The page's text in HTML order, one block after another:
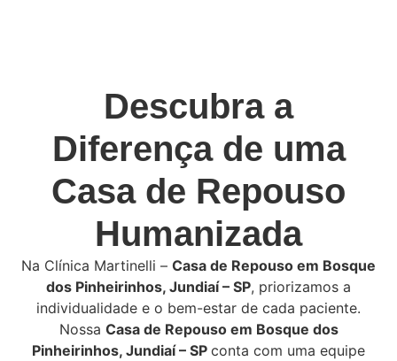
Descubra a
Diferença de uma
Casa de Repouso
Humanizada
Na Clínica Martinelli – Casa de Repouso em Bosque
dos Pinheirinhos, Jundiaí – SP, priorizamos a
individualidade e o bem-estar de cada paciente.
Nossa Casa de Repouso em Bosque dos
Pinheirinhos, Jundiaí – SP conta com uma equipe